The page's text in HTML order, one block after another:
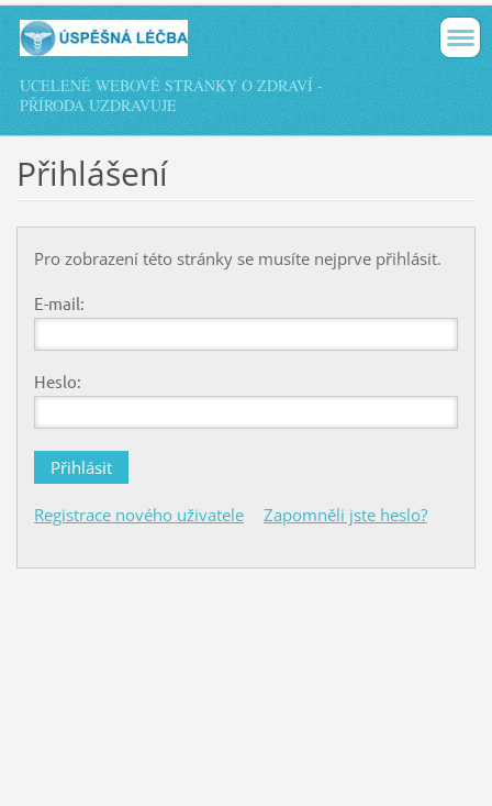
UCELENÉ WEBOVÉ STRÁNKY O ZDRAVÍ -
PŘÍRODA UZDRAVUJE
Přihlášení
Pro zobrazení této stránky se musíte nejprve přihlásit.
E-mail:
Heslo:
Registrace nového uživatele Zapomněli jste heslo?